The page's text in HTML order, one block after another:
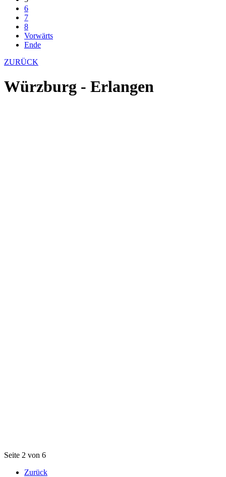
6
7
8
Vorwärts
Ende
ZURÜCK
Würzburg - Erlangen
Seite 2 von 6
Zurück